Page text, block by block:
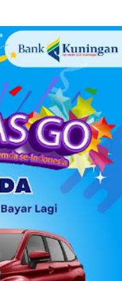
lebih
yang sakit
dapat dipastikan
hilang kantuknya
dan tidak
yang tidak
merasa terganggu
aman berasal dari
pengertian sama
sulit menemukan
A...